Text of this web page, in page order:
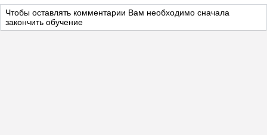
Чтобы оставлять комментарии Вам необходимо сначала
закончить обучение